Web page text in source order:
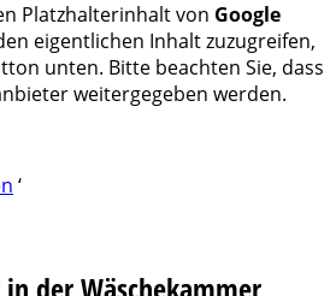
Platzhalterinhalt von Google
eigentlichen Inhalt zuzugreifen,
unten. Bitte beachten Sie, dass
weitergegeben werden.
‘